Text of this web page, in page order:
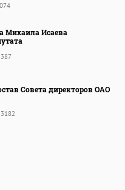
Михаила Исаева
Совета директоров ОАО
3182